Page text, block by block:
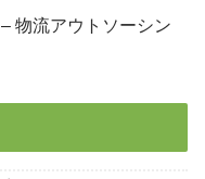
物流アウトソーシン